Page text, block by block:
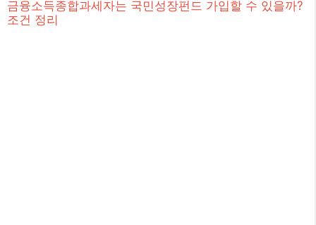
금융소득종합과세자는 국민성장펀드 가입할 수 있을까?
조건 정리